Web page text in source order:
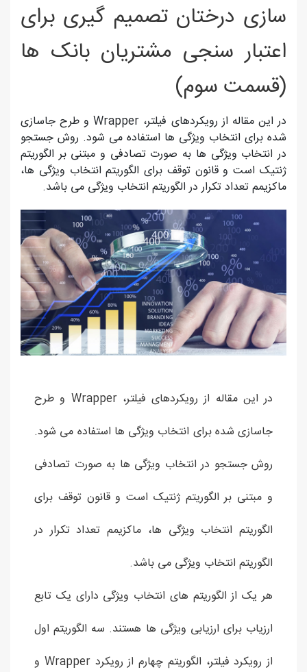
سازی درختان تصميم گيری برای
اعتبار سنجی مشتريان بانک ها
(قسمت سوم)
در این مقاله از رویکردهای فیلتر، Wrapper و طرح جاسازی
شده برای انتخاب ویژگی ها استفاده می شود. روش جستجو
در انتخاب ویژگی ها به صورت تصادفی و مبتنی بر الگوریتم
ژنتیک است و قانون توقف برای الگوریتم انتخاب ویژگی ها،
ماکزیمم تعداد تکرار در الگوریتم انتخاب ویژگی می باشد.
در این مقاله از رویکردهای فیلتر، Wrapper و طرح
جاسازی شده برای انتخاب ویژگی ها استفاده می شود.
روش جستجو در انتخاب ویژگی ها به صورت تصادفی
و مبتنی بر الگوریتم ژنتیک است و قانون توقف برای
الگوریتم انتخاب ویژگی ها، ماکزیمم تعداد تکرار در
الگوریتم انتخاب ویژگی می باشد.
هر یک از الگوریتم های انتخاب ویژگی دارای یک تابع
ارزیاب برای ارزیابی ویژگی ها هستند. سه الگوریتم اول
از رویکرد فیلتر، الگوریتم چهارم از رویکرد Wrapper و